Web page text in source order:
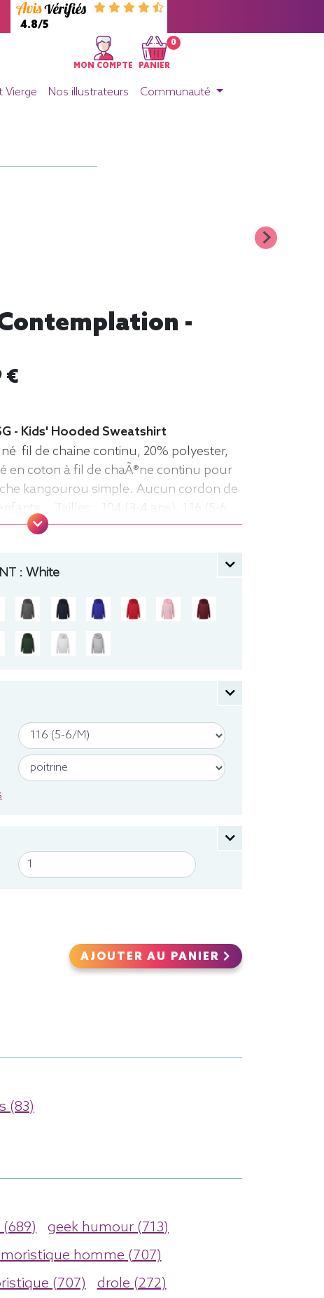
4.8/5
MON COMPTE
0
PANIER
Vierge Nos illustrateurs Communauté
-
€
- Kids' Hooded Sweatshirt
fil de chaine continu, 20% polyester,
en coton à fil de chaÃ®ne continu pour
kangourou simple. Aucun cordon de
. Tailles : 104 (3-4 ans), 116 (5-6
ans), 152 (11-12 ans) manche longue,
: White
AJOUTER AU PANIER
(83)
geek humour (713)
homme (707)
(707)
drole (272)